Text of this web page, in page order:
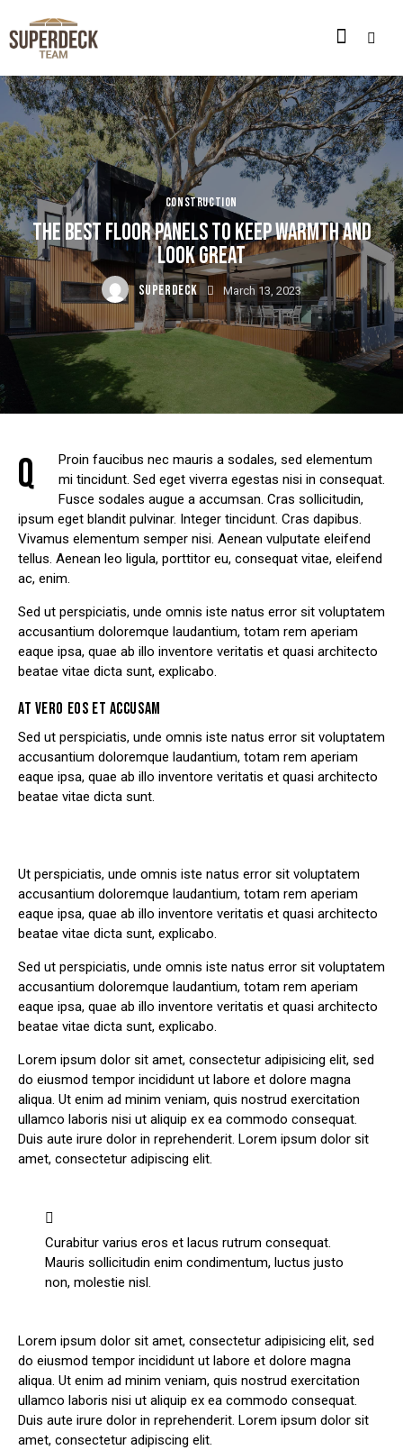
CONSTRUCTION
THE BEST FLOOR PANELS TO KEEP WARMTH AND
LOOK GREAT
SUPERDECK March 13, 2023
Q
Proin faucibus nec mauris a sodales, sed elementum
mi tincidunt. Sed eget viverra egestas nisi in consequat.
Fusce sodales augue a accumsan. Cras sollicitudin,
ipsum eget blandit pulvinar. Integer tincidunt. Cras dapibus.
Vivamus elementum semper nisi. Aenean vulputate eleifend
tellus. Aenean leo ligula, porttitor eu, consequat vitae, eleifend
ac, enim.
Sed ut perspiciatis, unde omnis iste natus error sit voluptatem
accusantium doloremque laudantium, totam rem aperiam
eaque ipsa, quae ab illo inventore veritatis et quasi architecto
beatae vitae dicta sunt, explicabo.
AT VERO EOS ET ACCUSAM
Sed ut perspiciatis, unde omnis iste natus error sit voluptatem
accusantium doloremque laudantium, totam rem aperiam
eaque ipsa, quae ab illo inventore veritatis et quasi architecto
beatae vitae dicta sunt.
Ut perspiciatis, unde omnis iste natus error sit voluptatem
accusantium doloremque laudantium, totam rem aperiam
eaque ipsa, quae ab illo inventore veritatis et quasi architecto
beatae vitae dicta sunt, explicabo.
Sed ut perspiciatis, unde omnis iste natus error sit voluptatem
accusantium doloremque laudantium, totam rem aperiam
eaque ipsa, quae ab illo inventore veritatis et quasi architecto
beatae vitae dicta sunt, explicabo.
Lorem ipsum dolor sit amet, consectetur adipisicing elit, sed
do eiusmod tempor incididunt ut labore et dolore magna
aliqua. Ut enim ad minim veniam, quis nostrud exercitation
ullamco laboris nisi ut aliquip ex ea commodo consequat.
Duis aute irure dolor in reprehenderit. Lorem ipsum dolor sit
amet, consectetur adipiscing elit.
Curabitur varius eros et lacus rutrum consequat.
Mauris sollicitudin enim condimentum, luctus justo
non, molestie nisl.
Lorem ipsum dolor sit amet, consectetur adipisicing elit, sed
do eiusmod tempor incididunt ut labore et dolore magna
aliqua. Ut enim ad minim veniam, quis nostrud exercitation
ullamco laboris nisi ut aliquip ex ea commodo consequat.
Duis aute irure dolor in reprehenderit. Lorem ipsum dolor sit
amet, consectetur adipiscing elit.